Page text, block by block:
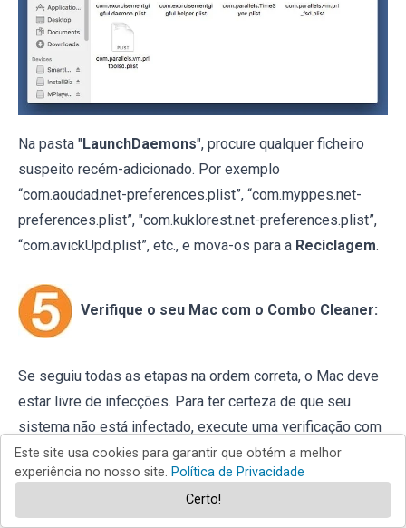
Na pasta "LaunchDaemons", procure qualquer ficheiro
suspeito recém-adicionado. Por exemplo
“com.aoudad.net-preferences.plist”, “com.myppes.net-
preferences.plist”, "com.kuklorest.net-preferences.plist”,
“com.avickUpd.plist”, etc., e mova-os para a Reciclagem.
Verifique o seu Mac com o Combo Cleaner:
Se seguiu todas as etapas na ordem correta, o Mac deve
estar livre de infecções. Para ter certeza de que seu
sistema não está infectado, execute uma verificação com
o Combo Cleaner Antivirus.Descarregue-o AQUI. Depois
de descarregar o ficheiro, clique duas vezes no instalador
, na janela aberta, arraste e solte o
Este site usa cookies para garantir que obtém a melhor
experiência no nosso site. Política de Privacidade
Certo!